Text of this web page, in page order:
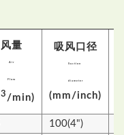
风量
Air
Flow
3 /min)
吸风口径
Suction
diameter
(mm/inch)
100(4")